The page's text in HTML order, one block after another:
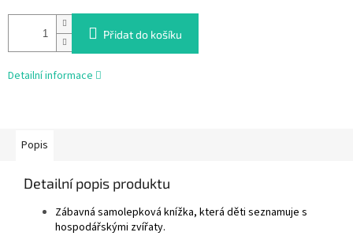
Přidat do košíku
Detailní informace
Popis
Detailní popis produktu
Zábavná samolepková knížka, která děti seznamuje s
hospodářskými zvířaty.